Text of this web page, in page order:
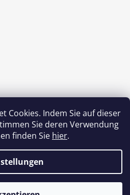
Cookies. Indem Sie auf dieser
Sie deren Verwendung
finden Sie hier.